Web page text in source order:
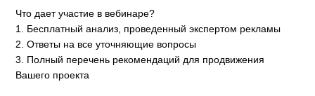
Что дает участие в вебинаре?
1. Бесплатный анализ, проведенный экспертом рекламы
2. Ответы на все уточняющие вопросы
3. Полный перечень рекомендаций для продвижения
Вашего проекта